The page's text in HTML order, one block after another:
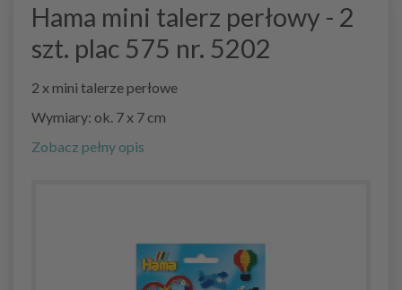
Hama mini talerz perłowy - 2
szt. plac 575 nr. 5202
2 x mini talerze perłowe
Wymiary: ok. 7 x 7 cm
Zobacz pełny opis